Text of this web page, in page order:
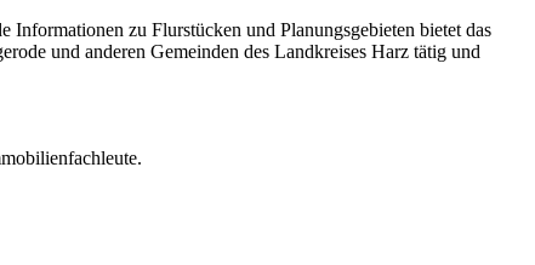
Informationen zu Flurstücken und Planungsgebieten bietet das
und anderen Gemeinden des Landkreises Harz tätig und